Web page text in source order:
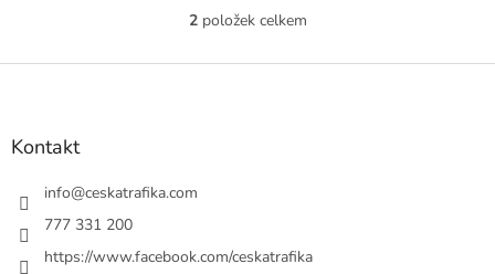
O
l
k
2položek celkem
Z
Kontakt
info@ceskatrafika.com
777 331 200
https://www.facebook.com/ceskatrafika